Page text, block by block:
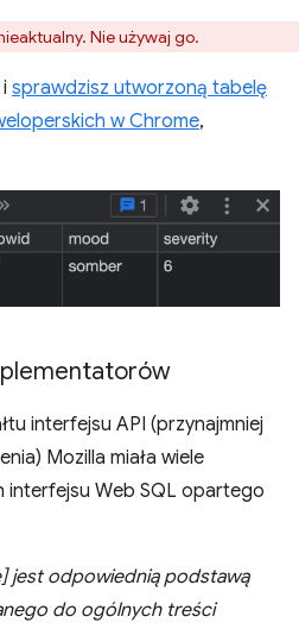
Nie używaj go.
sprawdzisz utworzoną tabelę
w Chrome,
interfejsu API (przynajmniej
Mozilla miała wiele
interfejsu Web SQL opartego
jest odpowiednią podstawą
do ogólnych treści